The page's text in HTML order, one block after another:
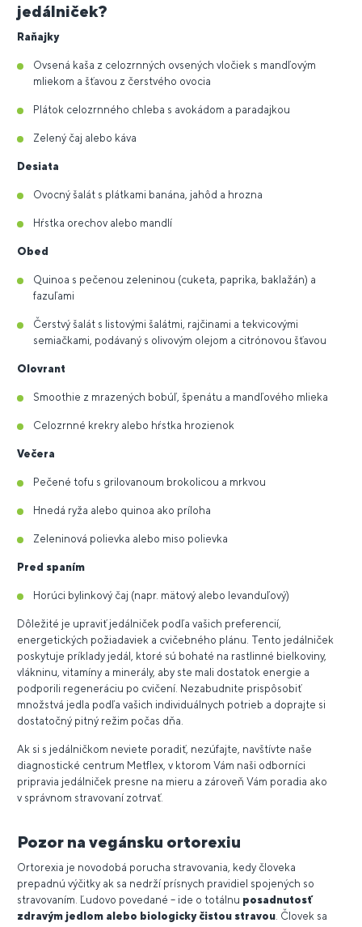
jedálniček?
Raňajky
Ovsená kaša z celozrnných ovsených vločiek s mandľovým
mliekom a šťavou z čerstvého ovocia
Plátok celozrnného chleba s avokádom a paradajkou
Zelený čaj alebo káva
Desiata
Ovocný šalát s plátkami banána, jahôd a hrozna
Hŕstka orechov alebo mandlí
Obed
Quinoa s pečenou zeleninou (cuketa, paprika, baklažán) a
fazuľami
Čerstvý šalát s listovými šalátmi, rajčinami a tekvicovými
semiačkami, podávaný s olivovým olejom a citrónovou šťavou
Olovrant
Smoothie z mrazených bobúľ, špenátu a mandľového mlieka
Celozrnné krekry alebo hŕstka hrozienok
Večera
Pečené tofu s grilovanoum brokolicou a mrkvou
Hnedá ryža alebo quinoa ako príloha
Zeleninová polievka alebo miso polievka
Pred spaním
Horúci bylinkový čaj (napr. mätový alebo levanduľový)
Dôležité je upraviť jedálniček podľa vašich preferencií,
energetických požiadaviek a cvičebného plánu. Tento jedálniček
poskytuje príklady jedál, ktoré sú bohaté na rastlinné bielkoviny,
vlákninu, vitamíny a minerály, aby ste mali dostatok energie a
podporili regeneráciu po cvičení. Nezabudnite prispôsobiť
množstvá jedla podľa vašich individuálnych potrieb a doprajte si
dostatočný pitný režim počas dňa.
Ak si s jedálničkom neviete poradiť, nezúfajte, navštívte naše
diagnostické centrum Metflex, v ktorom Vám naši odborníci
pripravia jedálniček presne na mieru a zároveň Vám poradia ako
v správnom stravovaní zotrvať.
Pozor na vegánsku ortorexiu
Ortorexia je novodobá porucha stravovania, kedy človeka
prepadnú výčitky ak sa nedrží prísnych pravidiel spojených so
stravovaním. Ľudovo povedané – ide o totálnu posadnutosť
zdravým jedlom alebo biologicky čistou stravou . Človek sa